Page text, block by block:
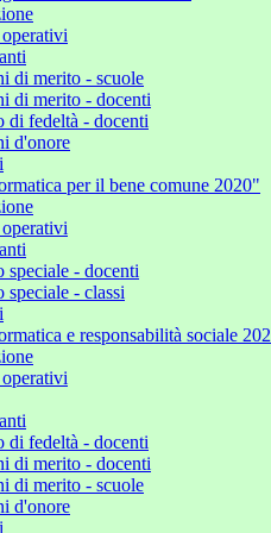
di merito - scuole
di merito - docenti
di fedeltà - docenti
d'onore
per il bene comune 2020"
speciale - docenti
speciale - classi
e responsabilità sociale
di fedeltà - docenti
di merito - docenti
di merito - scuole
d'onore